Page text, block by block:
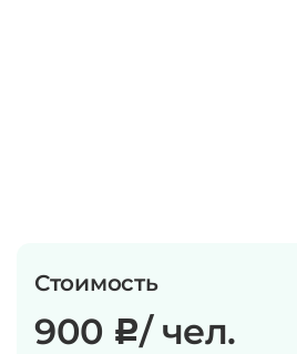
Стоимость
900 c/ чел.